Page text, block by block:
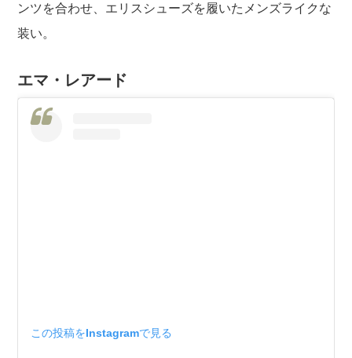
ンツを合わせ、エリスシューズを履いたメンズライクな
装い。
エマ・レアード
この投稿をInstagramで見る